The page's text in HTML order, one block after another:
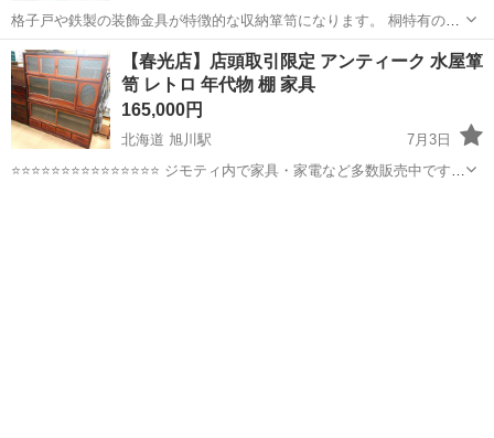
格子戸や鉄製の装飾金具が特徴的な収納箪笥になります。 桐特有の変
色や細かなキズ・スレ等が有ります。 引き出し一番下の取手金具があ
りません(引き出しの開閉は出来ます) 幅約120 奥行約38 高さ約
90cm
長野 佐久市 滑津駅 その他
【春光店】店頭取引限定 アンティーク 水屋箪
笥 レトロ 年代物 棚 家具
165,000円
北海道 旭川駅
7月3日
⭐⭐⭐⭐⭐⭐⭐⭐⭐⭐⭐⭐⭐⭐⭐ ジモティ内で家具・家電など多数販売中です